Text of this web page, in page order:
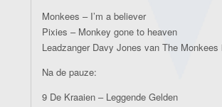
Monkees – I’m a believer
Pixies – Monkey gone to heaven
Leadzanger Davy Jones van The Monkees
Na de pauze:
9 De Kraaien – Leggende Gelden